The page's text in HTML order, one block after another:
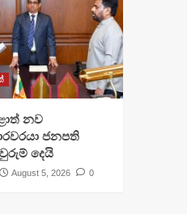
නව
ජනපති
දෙයි
August 5, 2026 0